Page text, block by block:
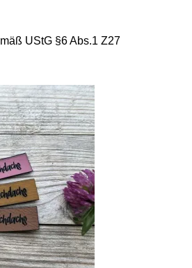
UStG §6 Abs.1 Z27